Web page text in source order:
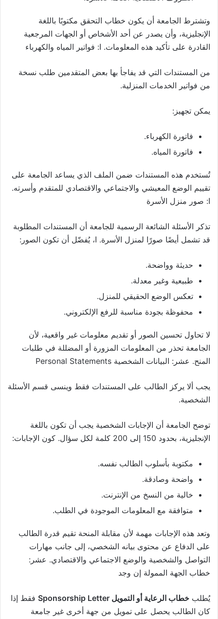
وتشترط الجامعة أن يكون خطاب التحقق مكتوبًا باللغة
الإنجليزية، وأن يصدر عن أحد الأشخاص أو الجهات المرجعية
القادرة على تأكيد هذه المعلومات. ا: فواتير المياه والكهرباء
من المستندات التي قد يفاجأ بها بعض المتقدمين طلب نسخة
من فواتير الخدمات المنزلية.
يمكن تجهيز:
فاتورة الكهرباء.
فاتورة المياه.
تُستخدم هذه المستندات ضمن الملف الذي يساعد الجامعة على
تقييم الوضع المعيشي والاجتماعي والاقتصادي للمتقدم وأسرته.
ا: صور منزل الأسرة
تذكر الأسئلة الشائعة الرسمية للجامعة أن المستندات المطلوبة
قد تشمل أيضًا صورًا لمنزل الأسرة. ا، يُفضّل أن تكون الصور:
حديثة وواضحة.
طبيعية وغير معدلة.
تعكس الوضع الحقيقي للمنزل.
محفوظة بجودة مناسبة للرفع الإلكتروني.
لا تحاول تحسين الصور أو تقديم معلومات غير واقعية، لأن
الجامعة تحذر من المعلومات المزورة أو المضللة في طلبات
المنح. عشر: البيانات الشخصية Personal Statements
يجب ألا يركز الطالب على المستندات فقط وينسى قسم الأسئلة
الشخصية.
توضح الجامعة أن الإجابات الشخصية يجب أن تكون باللغة
الإنجليزية، بحدود 150 إلى 200 كلمة لكل سؤال. كون الإجابات:
مكتوبة بأسلوب الطالب نفسه.
واضحة وصادقة.
خالية من النسخ من الإنترنت.
متوافقة مع المعلومات الموجودة في الطلب.
وتعد هذه الإجابات مهمة لأن مقابلة المنحة تقيم قدرة الطالب
على الدفاع عن محتوى بيانه الشخصي، إلى جانب مهارات
التواصل والشخصية والوضع الاجتماعي والاقتصادي. عشر:
خطاب الجهة الممولة إن وجد
يُطلب خطاب الرعاية أو التمويل Sponsorship Letter
فقط إذا
كان الطالب يحصل على تمويل من جهة أخرى غير جامعة